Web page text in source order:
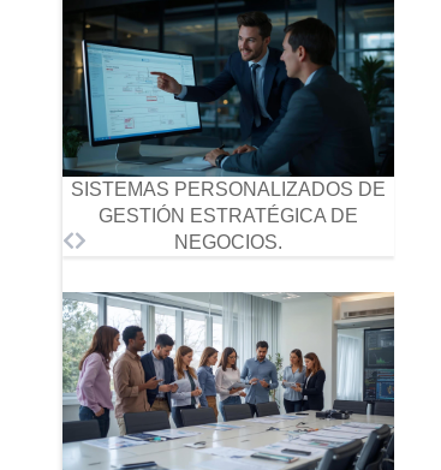
SISTEMAS PERSONALIZADOS DE
GESTIÓN ESTRATÉGICA DE
NEGOCIOS.